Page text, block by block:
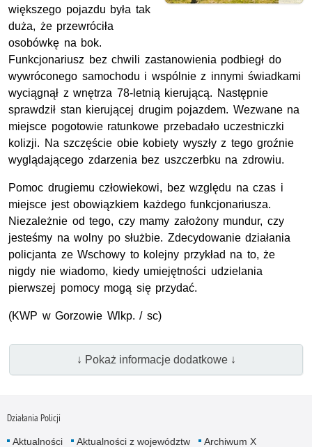
większego pojazdu była tak
duża, że przewróciła
osobówkę na bok.
Funkcjonariusz bez chwili zastanowienia podbiegł do
wywróconego samochodu i wspólnie z innymi świadkami
wyciągnął z wnętrza 78-letnią kierującą. Następnie
sprawdził stan kierującej drugim pojazdem. Wezwane na
miejsce pogotowie ratunkowe przebadało uczestniczki
kolizji. Na szczęście obie kobiety wyszły z tego groźnie
wyglądającego zdarzenia bez uszczerbku na zdrowiu.
Pomoc drugiemu człowiekowi, bez względu na czas i
miejsce jest obowiązkiem każdego funkcjonariusza.
Niezależnie od tego, czy mamy założony mundur, czy
jesteśmy na wolny po służbie. Zdecydowanie działania
policjanta ze Wschowy to kolejny przykład na to, że
nigdy nie wiadomo, kiedy umiejętności udzielania
pierwszej pomocy mogą się przydać.
(KWP w Gorzowie Wlkp. / sc)
↓ Pokaż informacje dodatkowe ↓
Działania Policji
Aktualności Aktualności z województw
Archiwum X